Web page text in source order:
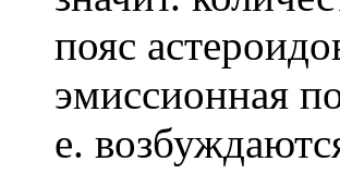
пояс
эмиссионная
е.